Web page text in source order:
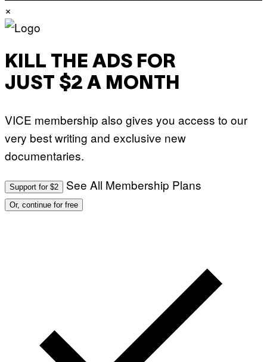
×
KILL THE ADS FOR
JUST $2 A MONTH
VICE membership also gives you access to our
very best writing and exclusive new
documentaries.
Support for $2 See All Membership Plans
Or, continue for free